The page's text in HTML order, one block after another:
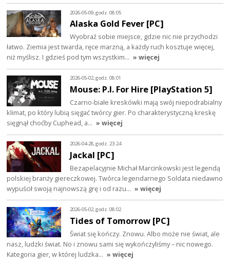
2026-05-09, godz. 08:05
Alaska Gold Fever [PC]
Wyobraź sobie miejsce, gdzie nic nie przychodzi
łatwo. Ziemia jest twarda, ręce marzną, a każdy ruch kosztuje więcej,
niż myślisz. I gdzieś pod tym wszystkim… » więcej
2026-05-02, godz. 08:01
Mouse: P.I. For Hire [PlayStation 5]
Czarno-białe kreskówki mają swój niepodrabialny
klimat, po który lubią sięgać twórcy gier. Po charakterystyczną kreskę
sięgnął choćby Cuphead, a… » więcej
2026-04-28, godz. 23:24
Jackal [PC]
Bezapelacyjnie Michał Marcinkowski jest legendą
polskiej branży giereczkowej. Twórca legendarnego Soldata niedawno
wypuścił swoją najnowszą grę i od razu… » więcej
2026-05-02, godz. 08:02
Tides of Tomorrow [PC]
Świat się kończy. Znowu. Albo może nie świat, ale
nasz, ludzki świat. No i znowu sami się wykończyliśmy – nic nowego.
Kategoria gier, w której ludzka… » więcej